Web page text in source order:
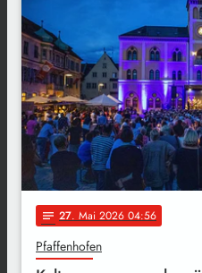
notes 27. Mai 2026 04:56
Pfaffenhofen